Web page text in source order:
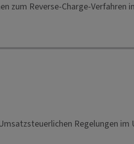
zum Reverse-Charge-Verfahren
Regelungen